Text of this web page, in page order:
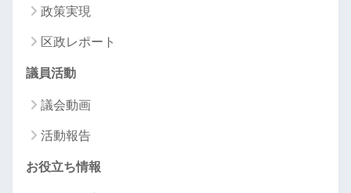
政策実現
区政レポート
議員活動
議会動画
活動報告
お役立ち情報